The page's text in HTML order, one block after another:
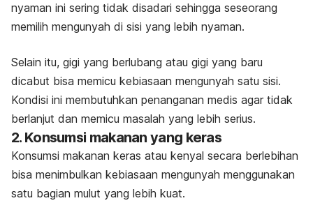
nyaman ini sering tidak disadari sehingga seseorang
memilih mengunyah di sisi yang lebih nyaman.
Selain itu, gigi yang berlubang atau gigi yang baru
dicabut bisa memicu kebiasaan mengunyah satu sisi.
Kondisi ini membutuhkan penanganan medis agar tidak
berlanjut dan memicu masalah yang lebih serius.
2. Konsumsi makanan yang keras
Konsumsi makanan keras atau kenyal secara berlebihan
bisa menimbulkan kebiasaan mengunyah menggunakan
satu bagian mulut yang lebih kuat.